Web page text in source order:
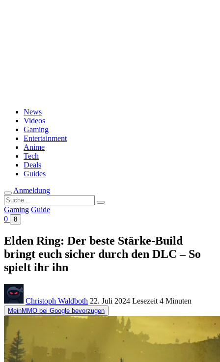
News
Videos
Gaming
Entertainment
Anime
Tech
Deals
Guides
Anmeldung
Suche
nach:
Gaming Guide
0
8
Elden Ring: Der beste Stärke-Build
bringt euch sicher durch den DLC – So
spielt ihr ihn
Christoph Waldboth 22. Juli 2024 Lesezeit 4 Minuten
MeinMMO bei Google bevorzugen